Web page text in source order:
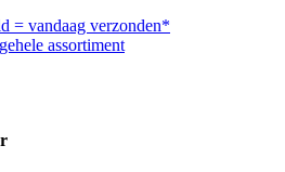
= vandaag verzonden*
assortiment